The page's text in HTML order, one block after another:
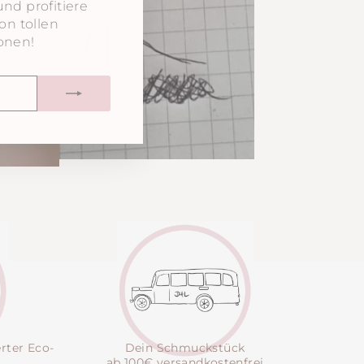
profitiere
tollen
Eco-
Dein Schmuckstück